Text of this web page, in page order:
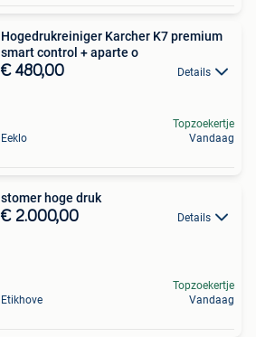
Hogedrukreiniger Karcher K7 premium
smart control + aparte o
€ 480,00 Details
Eeklo
Topzoekertje
Vandaag
stomer hoge druk
€ 2.000,00 Details
Etikhove
Topzoekertje
Vandaag